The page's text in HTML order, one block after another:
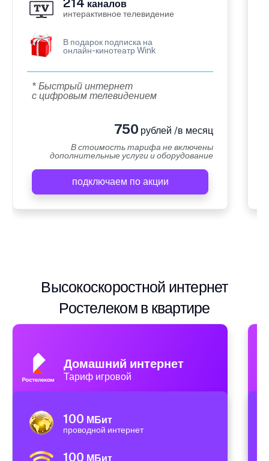
каналов
интерактивное телевидение
В подарок подписка на
онлайн-кинотеатр Wink
* Быстрый интернет
с цифровым телевидением
750 рублей /в месяц
В стоимость тарифа не включены
дополнительные услуги и оборудование
подключаем по акции
Высокоскоростной интернет
Ростелеком в квартире
Домашний интернет
Тариф игровой
100 МБит
проводной интернет
100 МБит